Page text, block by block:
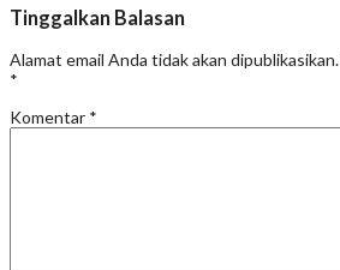
Tinggalkan Balasan
Alamat email Anda tidak akan dipublikasikan.
*
Komentar *